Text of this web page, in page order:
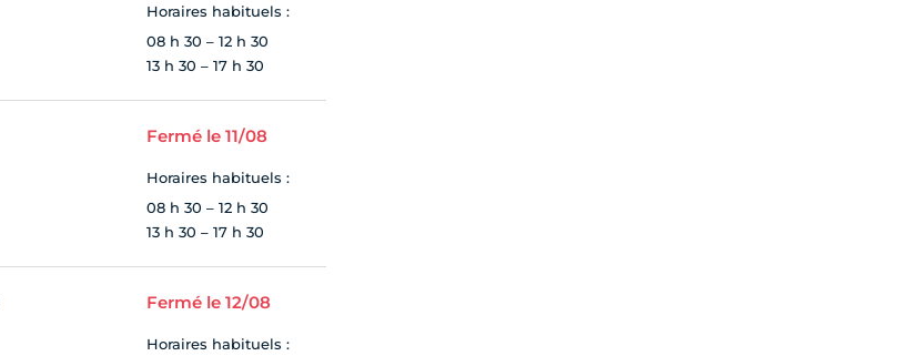
Horaires habituels :
08 h 30 – 12 h 30
13 h 30 – 17 h 30
Fermé le 11/08
Horaires habituels :
08 h 30 – 12 h 30
13 h 30 – 17 h 30
Fermé le 12/08
Horaires habituels :